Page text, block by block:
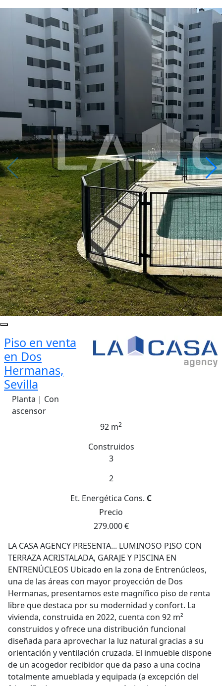
Piso en venta
en Dos
Hermanas,
Sevilla
Planta | Con
ascensor
92 m2
Construidos
3
2
Et. Energética Cons. C
Precio
279.000 €
LA CASA AGENCY PRESENTA... LUMINOSO PISO CON
TERRAZA ACRISTALADA, GARAJE Y PISCINA EN
ENTRENÚCLEOS Ubicado en la zona de Entrenúcleos,
una de las áreas con mayor proyección de Dos
Hermanas, presentamos este magnífico piso de renta
libre que destaca por su modernidad y confort. La
vivienda, construida en 2022, cuenta con 92 m²
construidos y ofrece una distribución funcional
diseñada para aprovechar la luz natural gracias a su
orientación y ventilación cruzada. El inmueble dispone
de un acogedor recibidor que da paso a una cocina
totalmente amueblada y equipada (a excepción del